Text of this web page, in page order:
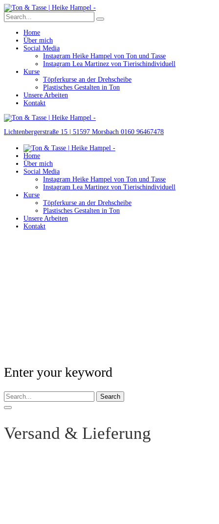
Home
Über mich
Social Media
Instagram Heike Hampel von Ton und Tasse
Instagram Lea Martinez von Tierischindividuell
Kurse
Töpferkurse an der Drehscheibe
Plastisches Gestalten in Ton
Unsere Arbeiten
Kontakt
Lichtenbergerstraße 15 | 51597 Morsbach 0160 96467478
Home
Über mich
Social Media
Instagram Heike Hampel von Ton und Tasse
Instagram Lea Martinez von Tierischindividuell
Kurse
Töpferkurse an der Drehscheibe
Plastisches Gestalten in Ton
Unsere Arbeiten
Kontakt
Enter your keyword
Search
Versand & Lieferung